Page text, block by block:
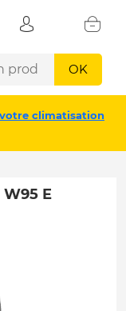
OK
climatisation
W95 E